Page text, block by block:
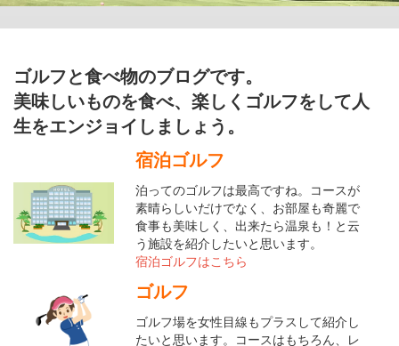
ゴルフと食べ物のブログです。
美味しいものを食べ、楽しくゴルフをして人
生をエンジョイしましょう。
宿泊ゴルフ
泊ってのゴルフは最高ですね。コースが
素晴らしいだけでなく、お部屋も奇麗で
食事も美味しく、出来たら温泉も！と云
う施設を紹介したいと思います。
宿泊ゴルフはこちら
ゴルフ
ゴルフ場を女性目線もプラスして紹介し
たいと思います。コースはもちろん、レ